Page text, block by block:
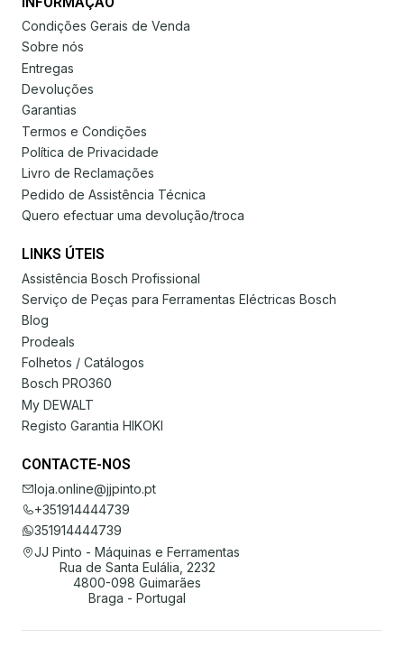
Condições Gerais de Venda
Sobre nós
Entregas
Devoluções
Garantias
Termos e Condições
Política de Privacidade
Livro de Reclamações
Pedido de Assistência Técnica
Quero efectuar uma devolução/troca
LINKS ÚTEIS
Assistência Bosch Profissional
Serviço de Peças para Ferramentas Eléctricas Bosch
Blog
Prodeals
Folhetos / Catálogos
Bosch PRO360
My DEWALT
Registo Garantia HIKOKI
CONTACTE-NOS
loja.online@jjpinto.pt
+351914444739
351914444739
JJ Pinto - Máquinas e Ferramentas
Rua de Santa Eulália, 2232
4800-098 Guimarães
Braga - Portugal